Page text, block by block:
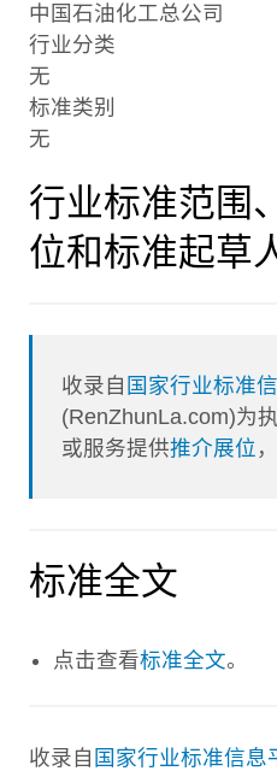
中国石油化工总公司
行业分类
无
标准类别
无
行业标准范围
位和标准起草
收录自 国家行业标准
(RenZhunLa.com)为
或服务提供推介展位
标准全文
点击查看标准全文。
收录自 国家行业标准信息